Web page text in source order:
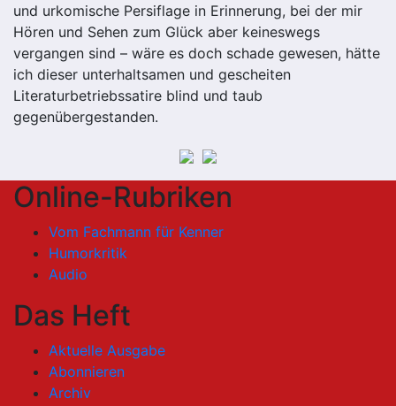
und urkomische Persiflage in Erinnerung, bei der mir
Hören und Sehen zum Glück aber keineswegs
vergangen sind – wäre es doch schade gewesen, hätte
ich dieser unterhaltsamen und gescheiten
Literaturbetriebssatire blind und taub
gegenübergestanden.
Online-Rubriken
Vom Fachmann für Kenner
Humorkritik
Audio
Das Heft
Aktuelle Ausgabe
Abonnieren
Archiv